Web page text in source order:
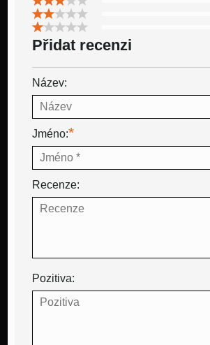
Přidat recenzi
Název:
Jméno:*
Recenze:
Pozitiva: